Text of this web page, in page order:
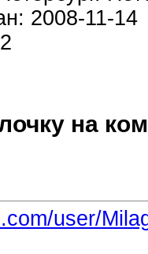
2008-11-14
на
user/